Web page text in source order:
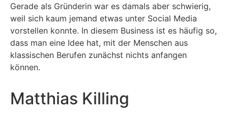
Gerade als Gründerin war es damals aber schwierig,
weil sich kaum jemand etwas unter Social Media
vorstellen konnte. In diesem Business ist es häufig so,
dass man eine Idee hat, mit der Menschen aus
klassischen Berufen zunächst nichts anfangen
können.
Matthias Killing